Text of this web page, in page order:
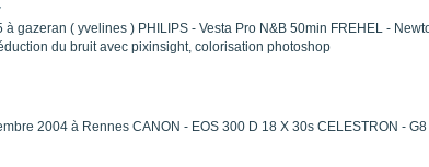
gazeran ( yvelines ) PHILIPS - Vesta Pro N&B 50min FREHEL -
du bruit avec pixinsight, colorisation photoshop
2004 à Rennes CANON - EOS 300 D 18 X 30s CELESTRON -